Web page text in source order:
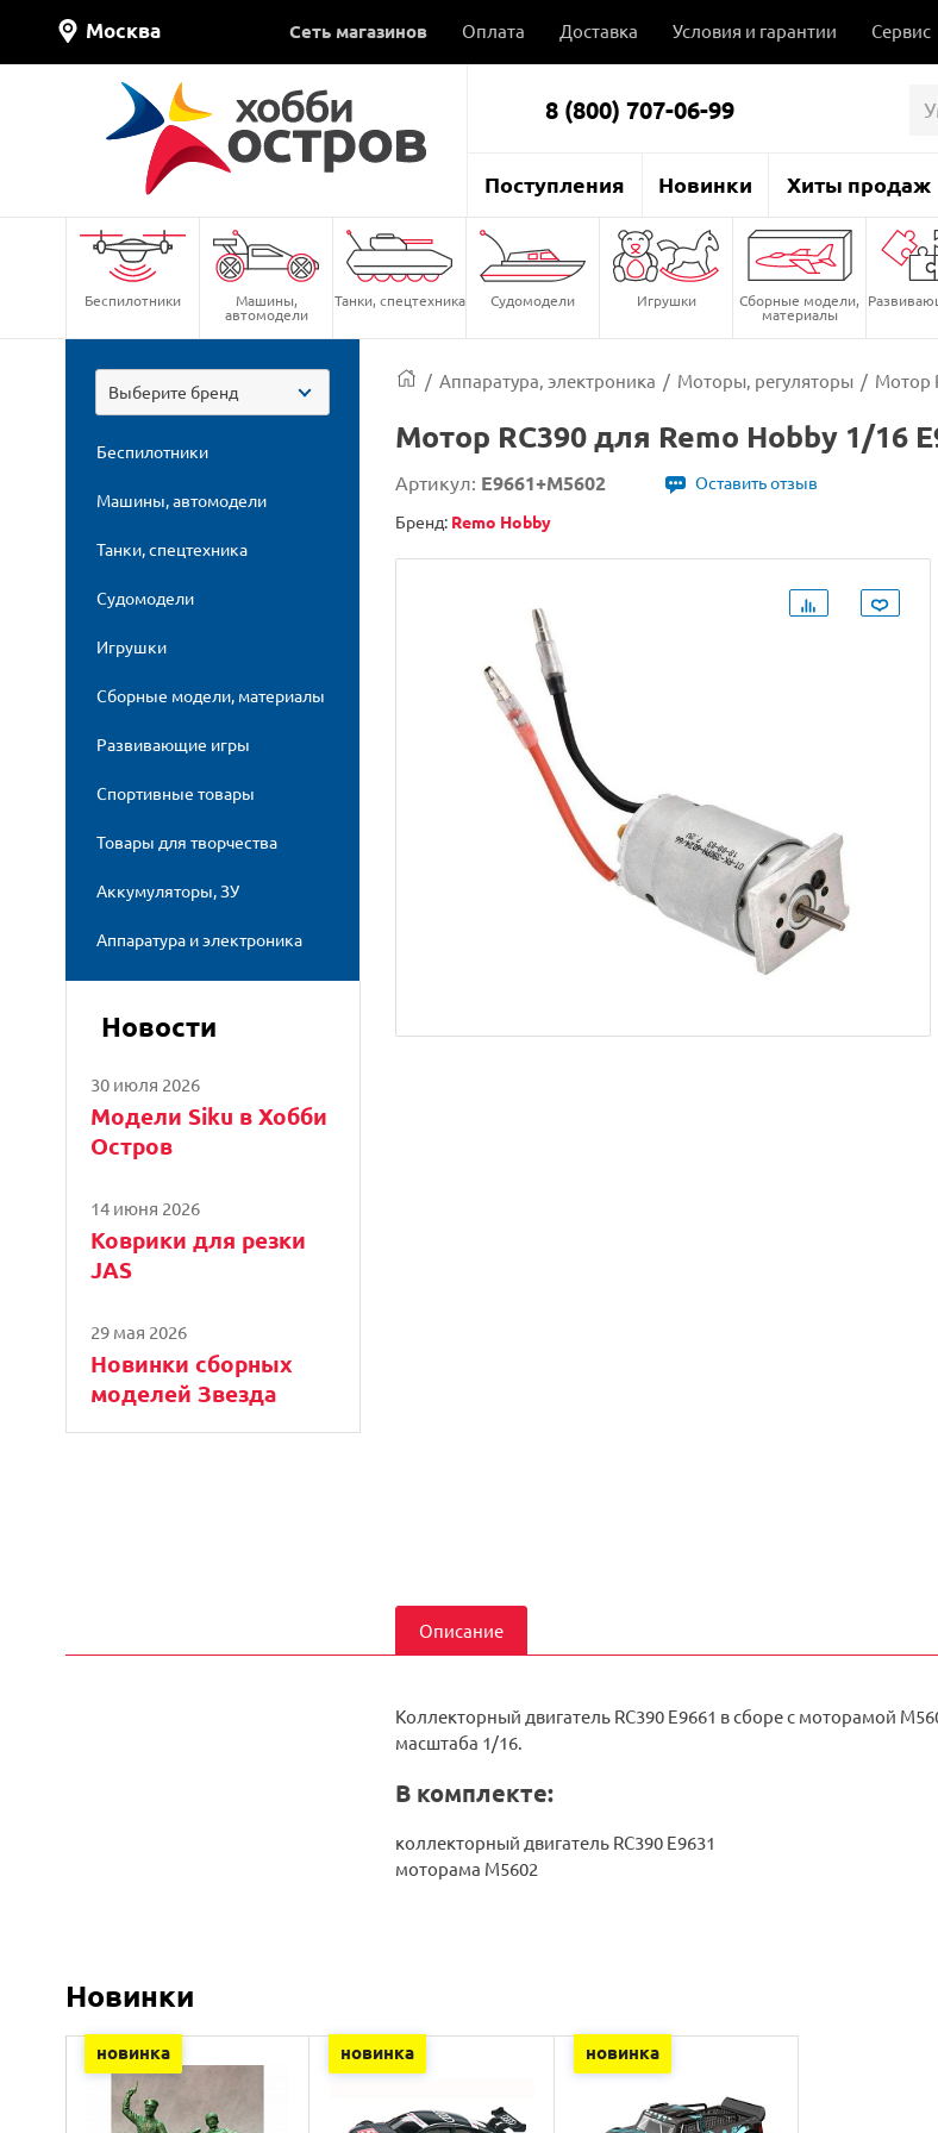
Москва Сеть магазинов Оплата Доставка Условия и гарантии Сервис
8 (800) 707-06-99
Поступления Новинки Хиты продаж
Беспилотники Машины,
автомодели
Танки, спецтехника Судомодели Игрушки Сборные модели,
материалы
Выберите бренд
Беспилотники
Машины, автомодели
Танки, спецтехника
Судомодели
Игрушки
Сборные модели, материалы
Развивающие игры
Спортивные товары
Товары для творчества
Аккумуляторы, ЗУ
Аппаратура и электроника
Новости
30 июля 2026
Модели Siku в Хобби
Остров
14 июня 2026
Коврики для резки
JAS
29 мая 2026
Новинки сборных
моделей Звезда
/ Аппаратура, электроника / Моторы, регуляторы / Мотор
Мотор RC390 для Remo Hobby 1/16
Артикул: E9661+M5602
Оставить отзыв
Бренд: Remo Hobby
Описание
Коллекторный двигатель RC390 E9661 в сборе с моторамой
масштаба 1/16.
В комплекте:
коллекторный двигатель RC390 E9631
моторама M5602
Новинки
новинка новинка новинка